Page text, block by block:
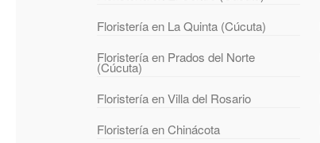
Floristería en La Quinta (Cúcuta)
Floristería en Prados del Norte
(Cúcuta)
Floristería en Villa del Rosario
Floristería en Chinácota